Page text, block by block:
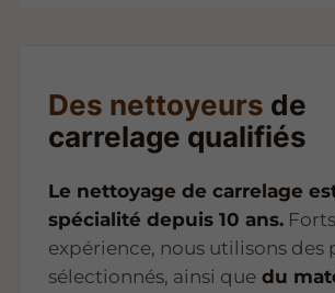
Des nettoyeurs de
carrelage qualifiés
Le nettoyage de carrelage
spécialité depuis 10 ans.
expérience, nous utilisons des
sélectionnés, ainsi que du